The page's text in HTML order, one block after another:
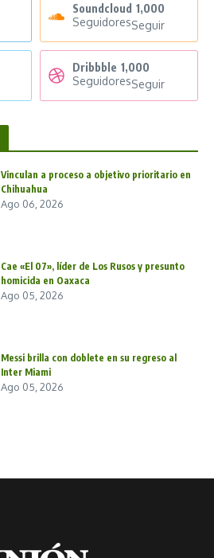
Soundcloud 1,000
SeguidoresSeguir
Dribbble 1,000
SeguidoresSeguir
Vinculan a proceso a objetivo prioritario en
Chihuahua
Ago 06, 2026
Cae «El 07», líder de Los Rusos y presunto
homicida en Oaxaca
Ago 05, 2026
Messi brilla con doblete en su regreso al
Inter Miami
Ago 05, 2026